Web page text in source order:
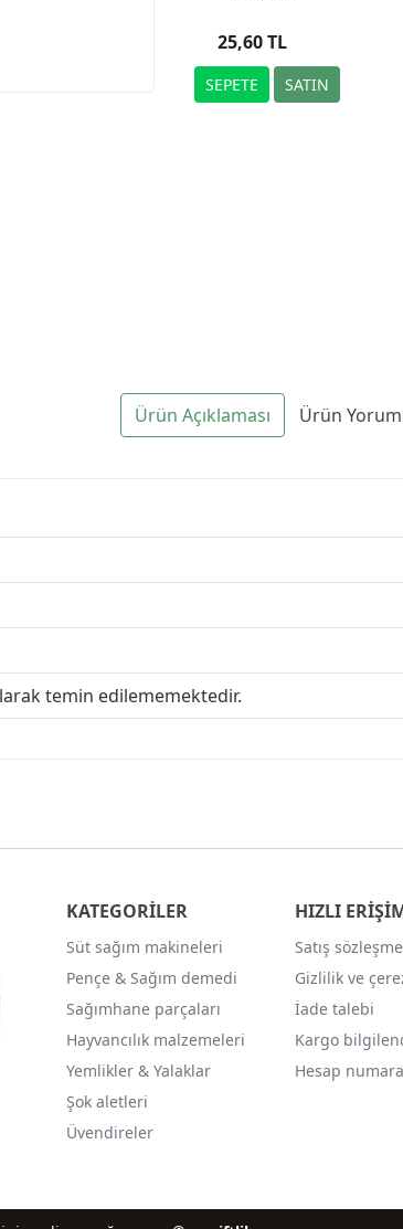
hortumu, 218
mm
25,60 TL
Ürün Açıklaması Ürün
temin edilememektedir.
KATEGORİLER
Süt sağım makineleri
Pençe & Sağım demedi
Sağımhane parçaları
Hayvancılık malzemeleri
Yemlikler & Yalaklar
Şok aletleri
Üvendireler
HIZLI
Satış
Gizlilik ve
İade talebi
Kargo
Hesap